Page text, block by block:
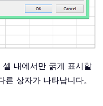
셀 내에서만 굵게 표시할
상자가 나타납니다。